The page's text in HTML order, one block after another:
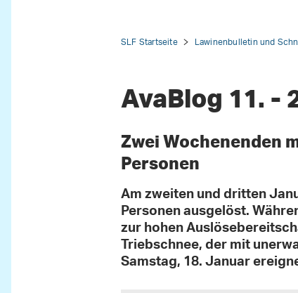
Unternavigation
SLF Startseite Lawinenbulletin und
AvaBlog 11. -
Zwei Wochenenden
Personen
Am zweiten und dritten
Personen ausgelöst.
zur hohen
Triebschnee, der mit
Samstag, 18. Januar